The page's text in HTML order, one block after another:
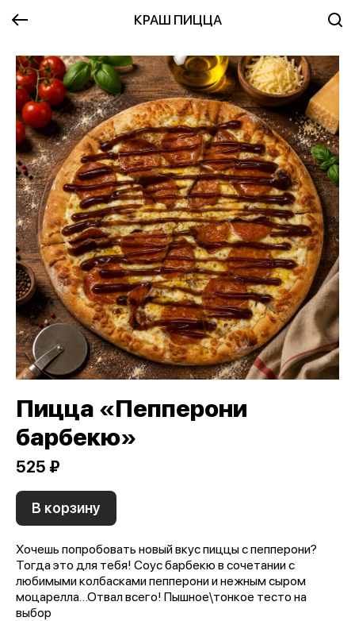
КРАШ ПИЦЦА
Пицца «Пепперони
барбекю»
525 ₽
В корзину
Хочешь попробовать новый вкус пиццы с пепперони?
Тогда это для тебя! Соус барбекю в сочетании с
любимыми колбасками пепперони и нежным сыром
моцарелла…Отвал всего! Пышное\тонкое тесто на
выбор